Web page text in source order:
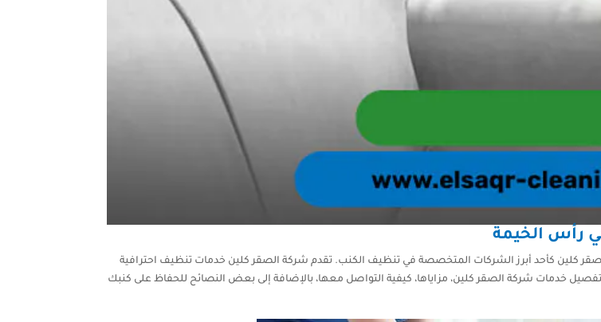
رأس الخيمة
كلين كأحد أبرز الشركات المتخصصة في تنظيف الكنب. تقدم شركة الصقر كلين خدمات تنظيف احترافية
خدمات شركة الصقر كلين، مزاياها، كيفية التواصل معها، بالإضافة إلى بعض النصائح للحفاظ على كنبك